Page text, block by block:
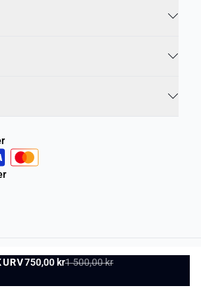
750,00 kr1 500,00 kr
I HANDLEKURV
Vilkår og betingelser